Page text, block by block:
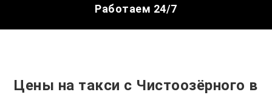
Работаем 24/7
Цены на такси с Чистоозёрного в